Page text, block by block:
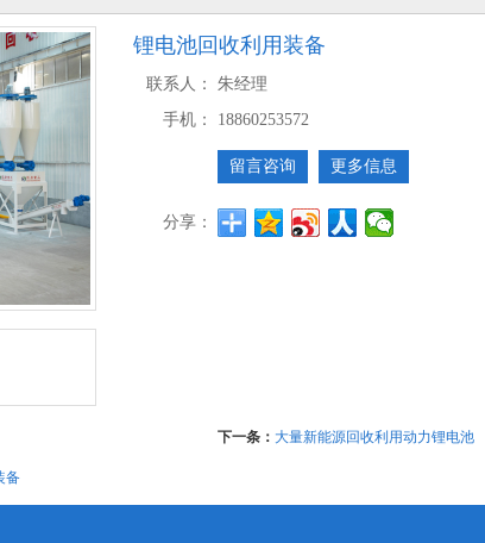
锂电池回收利用装备
联系人：
朱经理
手机：
18860253572
留言咨询 更多信息
分享：
下一条： 大量新能源回收利用动力锂电池
备